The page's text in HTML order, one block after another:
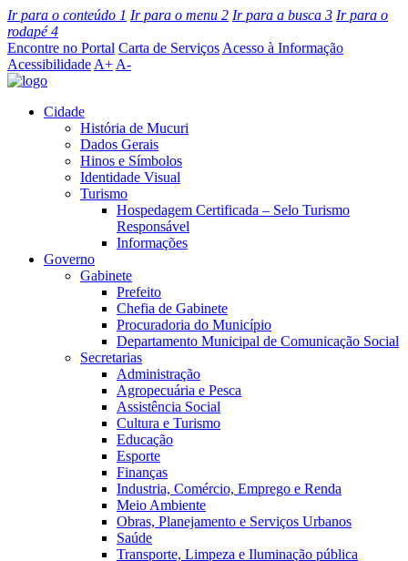
Ir para o conteúdo 1 Ir para o menu 2 Ir para a busca 3 Ir para o
rodapé4
Encontre no Portal Carta de Serviços Acesso à Informação
Acessibilidade A+ A-
Cidade
História de Mucuri
Dados Gerais
Hinos e Símbolos
Identidade Visual
Turismo
Hospedagem Certificada – Selo Turismo
Responsável
Informações
Governo
Gabinete
Prefeito
Chefia de Gabinete
Procuradoria do Município
Departamento Municipal de Comunicação Social
Secretarias
Administração
Agropecuária e Pesca
Assistência Social
Cultura e Turismo
Educação
Esporte
Finanças
Industria, Comércio, Emprego e Renda
Meio Ambiente
Obras, Planejamento e Serviços Urbanos
Saúde
Transporte, Limpeza e Iluminação pública